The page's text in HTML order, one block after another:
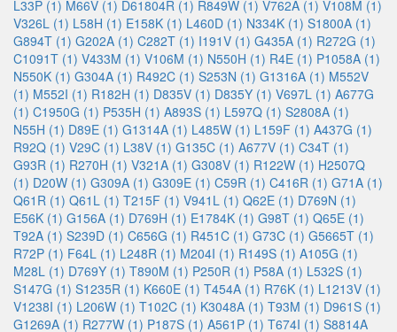
L33P (1) M66V (1) D61804R (1) R849W (1) V762A (1) V108M (1)
V326L (1) L58H (1) E158K (1) L460D (1) N334K (1) S1800A (1)
G894T (1) G202A (1) C282T (1) I191V (1) G435A (1) R272G (1)
C1091T (1) V433M (1) V106M (1) N550H (1) R4E (1) P1058A (1)
N550K (1) G304A (1) R492C (1) S253N (1) G1316A (1) M552V
(1) M552I (1) R182H (1) D835V (1) D835Y (1) V697L (1) A677G
(1) C1950G (1) P535H (1) A893S (1) L597Q (1) S2808A (1)
N55H (1) D89E (1) G1314A (1) L485W (1) L159F (1) A437G (1)
R92Q (1) V29C (1) L38V (1) G135C (1) A677V (1) C34T (1)
G93R (1) R270H (1) V321A (1) G308V (1) R122W (1) H2507Q
(1) D20W (1) G309A (1) G309E (1) C59R (1) C416R (1) G71A (1)
Q61R (1) Q61L (1) T215F (1) V941L (1) Q62E (1) D769N (1)
E56K (1) G156A (1) D769H (1) E1784K (1) G98T (1) Q65E (1)
T92A (1) S239D (1) C656G (1) R451C (1) G73C (1) G5665T (1)
R72P (1) F64L (1) L248R (1) M204I (1) R149S (1) A105G (1)
M28L (1) D769Y (1) T890M (1) P250R (1) P58A (1) L532S (1)
S147G (1) S1235R (1) K660E (1) T454A (1) R76K (1) L1213V (1)
V1238I (1) L206W (1) T102C (1) K3048A (1) T93M (1) D961S (1)
G1269A (1) R277W (1) P187S (1) A561P (1) T674I (1) S8814A